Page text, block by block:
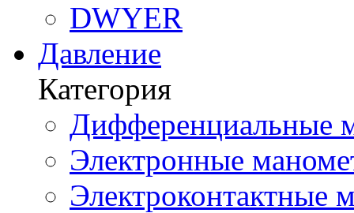
DWYER
Давление
Категория
Дифференциальные
Электронные
Электроконтактные